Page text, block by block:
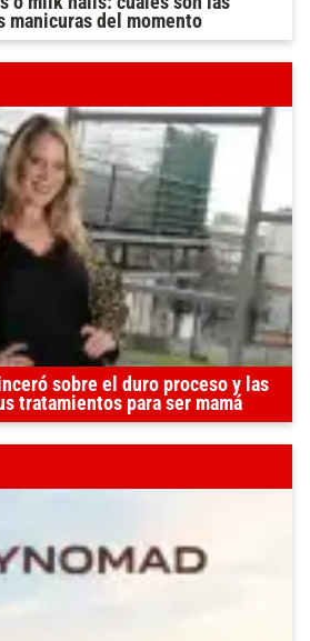
del momento
sobre el duro proceso y las
tratamientos para ser mamá